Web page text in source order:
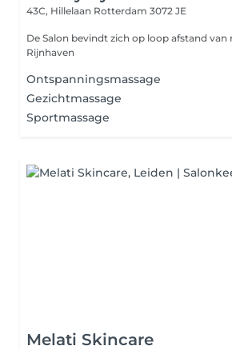
43C, Hillelaan Rotterdam 3072 JE
De Salon bevindt zich op loop afstand
Rijnhaven
Ontspanningsmassage
Gezichtmassage
Sportmassage
Melati Skincare